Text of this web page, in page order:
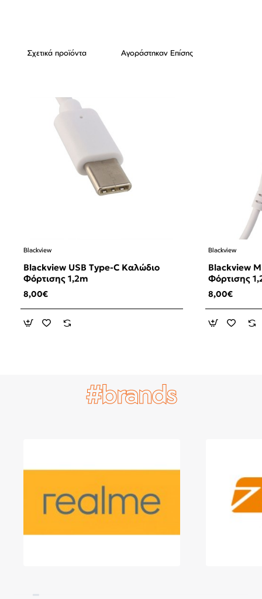
Σχετικά προϊόντα Αγοράστηκαν Επίσης
Blackview
Blackview USB Type-C Καλώδιο
Φόρτισης 1,2m
8,00€
Blackview
Blackview
Φόρτισης
8,00€
#brands